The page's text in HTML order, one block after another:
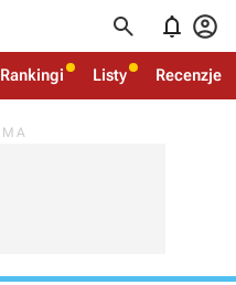
  
Rankingi Listy Recenzje